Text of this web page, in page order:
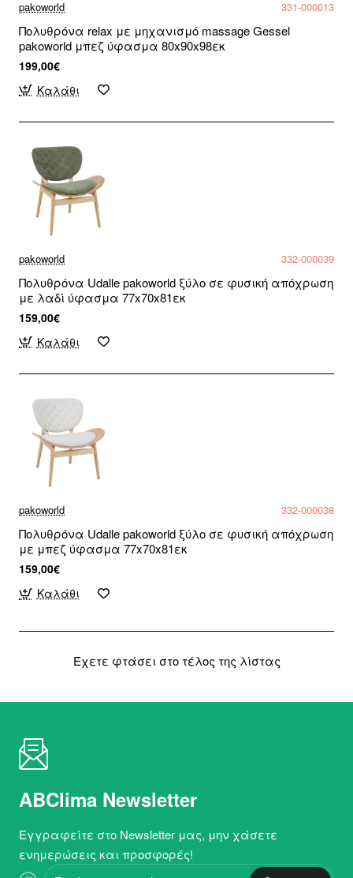
pakoworld 331-000013
Πολυθρόνα relax με μηχανισμό massage Gessel
pakoworld μπεζ ύφασμα 80x90x98εκ
199,00€
Καλάθι
pakoworld 332-000039
Πολυθρόνα Udalle pakoworld ξύλο σε φυσική απόχρωση
με λαδί ύφασμα 77x70x81εκ
159,00€
Καλάθι
pakoworld 332-000038
Πολυθρόνα Udalle pakoworld ξύλο σε φυσική απόχρωση
με μπεζ ύφασμα 77x70x81εκ
159,00€
Καλάθι
Έχετε φτάσει στο τέλος της λίστας
ABClima Newsletter
Εγγραφείτε στο Newsletter μας, μην χάσετε
ενημερώσεις και προσφορές!
Εισάγετε